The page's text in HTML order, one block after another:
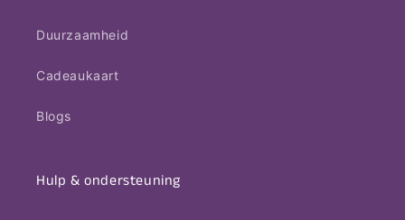
Duurzaamheid
Cadeaukaart
Blogs
Hulp & ondersteuning